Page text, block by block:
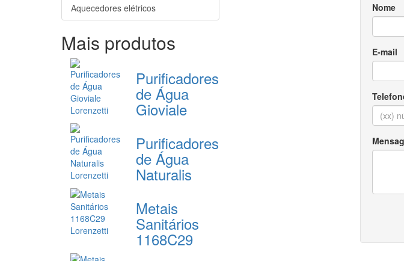
Aquecedores elétricos
Mais produtos
Purificadores
de Água
Gioviale
Purificadores
de Água
Naturalis
Metais
Sanitários
1168C29
Nome
E-mail